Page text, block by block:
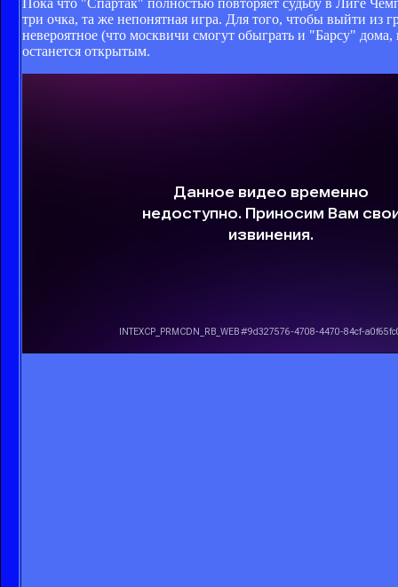
три очка, та же непонятная игра. Для того, чтобы выйти
невероятное (что москвичи смогут обыграть и "Барсу"
останется открытым.